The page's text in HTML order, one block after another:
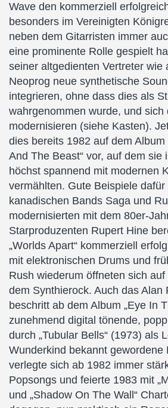
Wave den kommerziell
besonders im Vereinigten
neben dem Gitarristen immer
eine prominente Rolle gespielt
seiner altgedienten Vertreter wie
Neoprog neue synthetische
integrieren, ohne dass dies als
wahrgenommen wurde, und sich
modernisieren (siehe Kasten).
dies bereits 1982 auf dem Album
And The Beast“ vor, auf dem sie
höchst spannend mit modernen
vermählten. Gute Beispiele
kanadischen Bands Saga und
modernisierten mit dem 80er-
Starproduzenten Rupert Hine
„Worlds Apart“ kommerziell
mit elektronischen Drums und
Rush wiederum öffneten sich auf
dem Synthierock. Auch das Alan
beschritt ab dem Album „Eye In
zunehmend digital tönende,
durch „Tubular Bells“ (1973) als
Wunderkind bekannt gewordene
verlegte sich ab 1982 immer
Popsongs und feierte 1983 mit
und „Shadow On The Wall“